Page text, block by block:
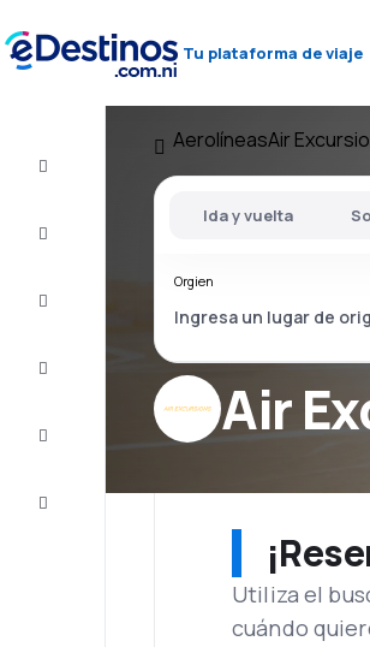
Tu plataforma de viaje
Atención
AerolíneasAir
Air
Ida y vuelta
Orgien
Utiliza el
cuándo